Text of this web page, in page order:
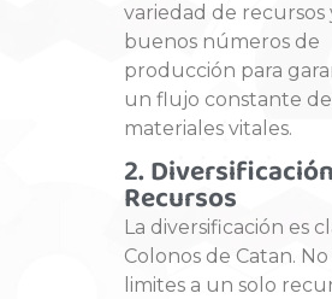
variedad de recursos
buenos números de
producción para
un flujo constante de
materiales vitales.
2.
Recursos
La diversificación es
Colonos de Catan.
limites a un solo